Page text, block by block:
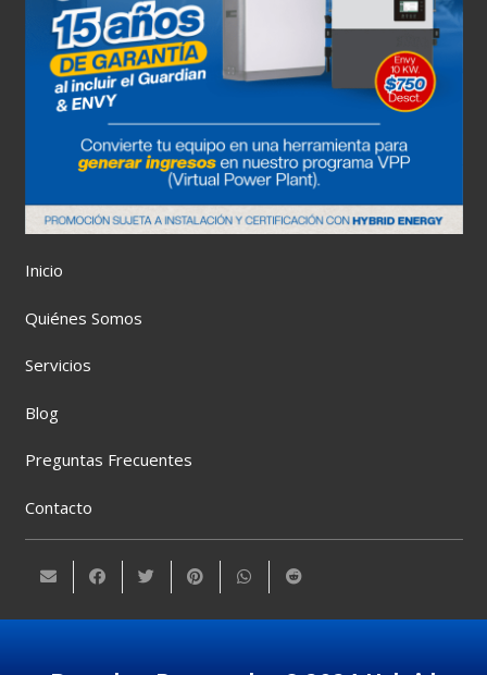
Inicio
Quiénes Somos
Servicios
Blog
Preguntas Frecuentes
Contacto